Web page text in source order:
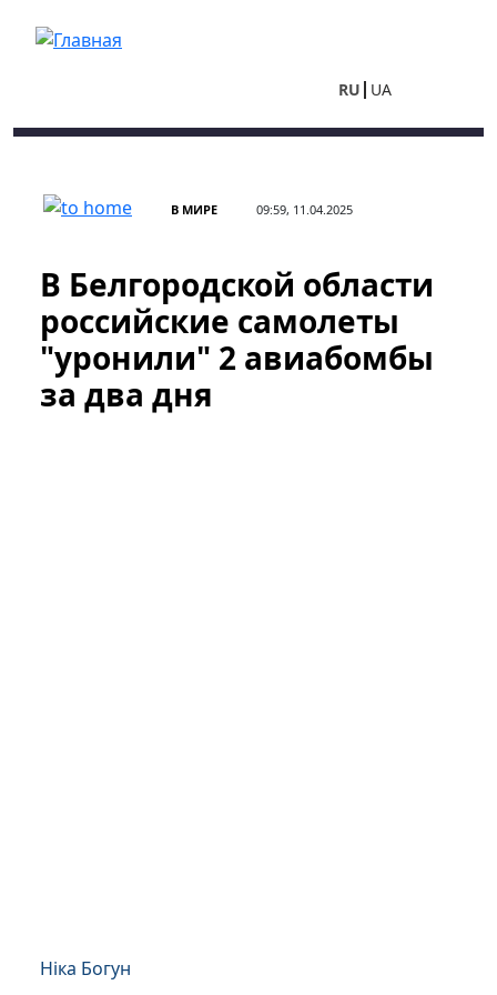
RU UA
В МИРЕ 09:59, 11.04.2025
В Белгородской области
российские самолеты
"уронили" 2 авиабомбы
за два дня
Ніка Богун